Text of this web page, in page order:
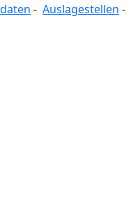
- Auslagestellen -